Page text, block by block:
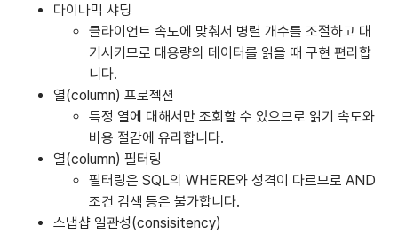
다이나믹 샤딩
클라이언트 속도에 맞춰서 병렬 개수를 조절하고 대
기시키므로 대용량의 데이터를 읽을 때 구현 편리합
니다.
열(column) 프로젝션
특정 열에 대해서만 조회할 수 있으므로 읽기 속도와
비용 절감에 유리합니다.
열(column) 필터링
필터링은 SQL의 WHERE와 성격이 다르므로 AND
조건 검색 등은 불가합니다.
스냅샵 일관성(consisitency)